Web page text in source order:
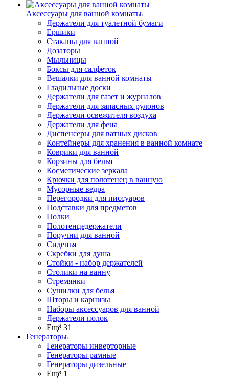
Аксессуары для ванной комнаты
Держатели для туалетной бумаги
Ершики
Стаканы для ванной
Дозаторы
Мыльницы
Боксы для салфеток
Вешалки для ванной комнаты
Гладильные доски
Держатели для газет и журналов
Держатели для запасных рулонов
Держатели освежителя воздуха
Держатели для фена
Диспенсеры для ватных дисков
Контейнеры для хранения в ванной комнате
Коврики для ванной
Корзины для белья
Косметические зеркала
Крючки для полотенец в ванную
Мусорные ведра
Перегородки для писсуаров
Подставки для предметов
Полки
Полотенцедержатели
Поручни для ванной
Сиденья
Скребки для душа
Стойки - набор держателей
Столики на ванну
Стремянки
Сушилки для белья
Шторы и карнизы
Наборы аксессуаров для ванной
Держатели полок
Ещё 31
Генераторы
Генераторы инверторные
Генераторы рамные
Генераторы дизельные
Ещё 1